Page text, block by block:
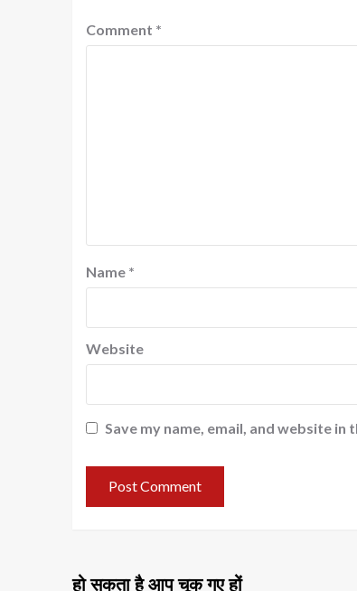
Comment *
Name *
Website
Save my name, email, and website
हो सकता है आप चूक गए हों